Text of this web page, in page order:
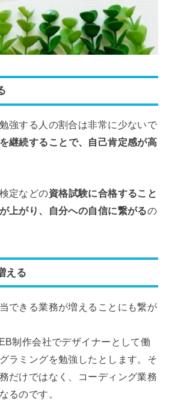
強する人の割合は非常に少ないで
継続することで、自己肯定感が高
定などの資格試験に合格すること
上がり、自分への自信に繋がるの
える
できる業務が増えることにも繋が
制作会社でデザイナーとして働
ラミングを勉強したとします。そ
だけではなく、コーディング業務
るのです。